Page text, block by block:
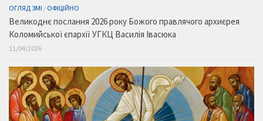
ОГЛЯД ЗМІ / ОФІЦІЙНО
Великоднє послання 2026 року Божого правлячого архиєрея
Коломийської єпархії УГКЦ Василія Івасюка
11/04/2026